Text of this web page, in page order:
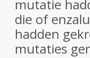
mutatie
die of
hadden
mutaties